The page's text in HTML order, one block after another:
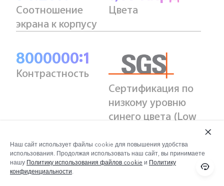
Соотношение
экрана к корпусу
Цвета
8000000:1
Контрастность
Сертификация по
низкому уровню
синего цвета (Low
Netflix
Наш сайт использует файлы cookie для повышения удобства
использования. Продолжая использовать наш сайт, вы принимаете
нашу Политику использования файлов cookie и Политику
конфиденциальности.